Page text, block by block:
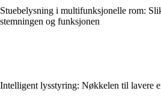
Stuebelysning i multifunksjonelle rom:
stemningen og funksjonen
Intelligent lysstyring: Nøkkelen til lavere